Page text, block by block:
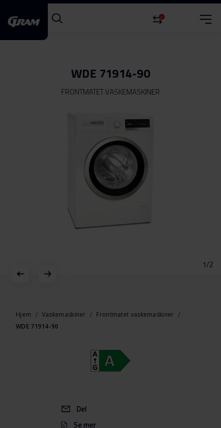
0
WDE 71914-90
FRONTMATET VASKEMASKINER
1/2
begynnelsen
Hjem Vaskemaskiner
Frontmatet vaskemaskiner
WDE 71914-90
Del
Se mer